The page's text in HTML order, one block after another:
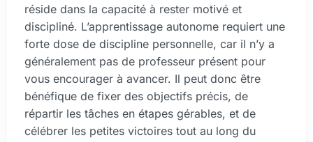
réside dans la capacité à rester motivé et
discipliné. L’apprentissage autonome requiert une
forte dose de discipline personnelle, car il n’y a
généralement pas de professeur présent pour
vous encourager à avancer. Il peut donc être
bénéfique de fixer des objectifs précis, de
répartir les tâches en étapes gérables, et de
célébrer les petites victoires tout au long du